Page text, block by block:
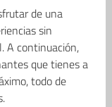
de una
sin
A continuación,
que tienes a
todo de